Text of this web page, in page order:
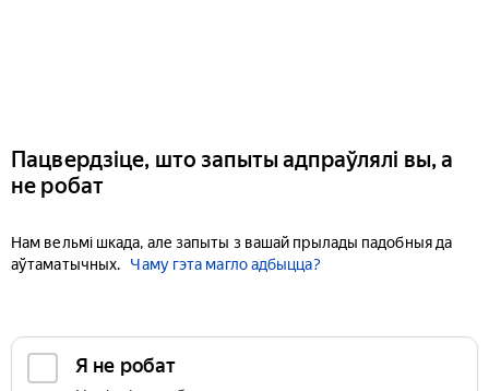
Пацвердзіце, што запыты адпраўлялі вы, а
не робат
Нам вельмі шкада, але запыты з вашай прылады падобныя да
аўтаматычных.
Чаму гэта магло адбыцца?
Я не робат